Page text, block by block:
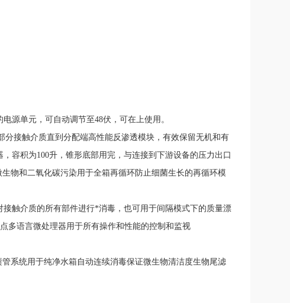
源单元，可自动调节至48伏，可在上使用。
分接触介质直到分配端高性能反渗透模块，有效保留无机和有
，容积为100升，锥形底部用完，与连接到下游设备的压力出口
物和二氧化碳污染用于全箱再循环防止细菌生长的再循环模
接触介质的所有部件进行*消毒，也可用于间隔模式下的质量漂
多语言微处理器用于所有操作和性能的控制和监视
管系统用于纯净水箱自动连续消毒保证微生物清洁度生物尾滤